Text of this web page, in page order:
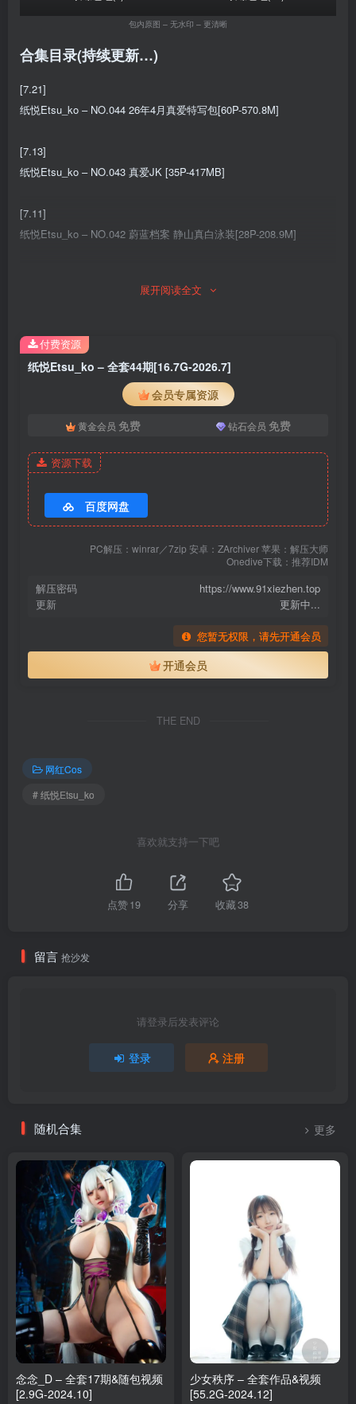
包内原图 – 无水印 – 更清晰
合集目录(持续更新…)
[7.21]
纸悦Etsu_ko – NO.044 26年4月真爱特写包[60P-570.8M]
[7.13]
纸悦Etsu_ko – NO.043 真爱JK [35P-417MB]
[7.11]
纸悦Etsu_ko – NO.042 蔚蓝档案 静山真白泳装[28P-208.9M]
纸悦Etsu_ko – NO.041 番茄酱·温泉[50P-336.4M]
[7.5]
纸悦Etsu_ko – NO.040 透明竞泳[65P-335.6M]
纸悦Etsu_ko – NO.039 碧蓝航线 长门旗袍[60P-341.1M]
[6.30]
纸悦Etsu_ko – NO.038 Overlord 雅儿贝德[14P-75M]
[5.15]
纸悦Etsu_ko – NO.037 OC GIN 叛逆女仆 [36P-108MB]
[5.14]
纸悦Etsu_ko – NO.036 东方Project 十六夜咲夜 [41P-544MB]
[5.2]
纸悦Etsu_ko – NO.035 绒绒兔 [23P-74MB]
[4.16]
纸悦Etsu_ko – NO.033 请多关照[45P-461.8M]
纸悦Etsu_ko – NO.031 Nikke胜利女神 索拉[57P-562.7M]
纸悦Etsu_ko – NO.030 Nikke胜利女神 伊莱格[56P-10V-474.9M]
纸悦Etsu_ko – NO.028 鸣潮 椿[21P-155.7M]
纸悦Etsu_ko – NO.026 蔚蓝档案-普拉娜[17P-88.3M]
[2.14]
纸悦Etsu_ko – NO.025 蔚蓝档案 丹花伊吹自拍[30P-84M]
[2.10]
纸悦Etsu_ko – NO.024 芙莉莲舞娘[65P-633.6M]
纸悦Etsu_ko – NO.023 明日方舟 史尔特尔泳装[35P-395M]
[2.9]
纸悦Etsu_ko – NO.022 2025年12月真爱特写包[31P-267.6M]
纸悦Etsu_ko – NO.021 碧蓝航线 雅努斯JK[58P-339.9M]
展开阅读全文
纸悦Etsu_ko – 全套44期[16.7G-2026.7]
会员专属资源
黄金会员 免费 钻石会员 免费
资源下载
百度网盘
PC解压：winrar／7zip 安卓：ZArchiver 苹果：解压大师
Onedive下载：推荐IDM
解压密码
https://www.91xiezhen.top
更新
更新中...
您暂无权限，请先开通会员
开通会员
付费资源
THE END
网红Cos
# 纸悦Etsu_ko
喜欢就支持一下吧
点赞19 分享 收藏38
留言 抢沙发
请登录后发表评论
登录 注册
随机合集 更多
念念_D – 全套17期&随包视频
[2.9G-2024.10]
少女秩序 – 全套作品&视频
[55.2G-2024.12]